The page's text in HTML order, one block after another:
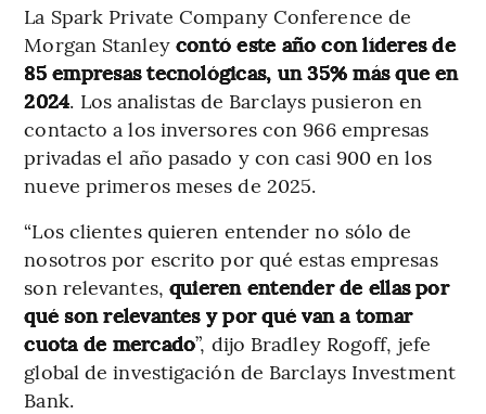
La Spark Private Company Conference de
Morgan Stanley contó este año con líderes de
85 empresas tecnológicas, un 35% más que en
2024. Los analistas de Barclays pusieron en
contacto a los inversores con 966 empresas
privadas el año pasado y con casi 900 en los
nueve primeros meses de 2025.
“Los clientes quieren entender no sólo de
nosotros por escrito por qué estas empresas
son relevantes, quieren entender de ellas por
qué son relevantes y por qué van a tomar
cuota de mercado”, dijo Bradley Rogoff, jefe
global de investigación de Barclays Investment
Bank.